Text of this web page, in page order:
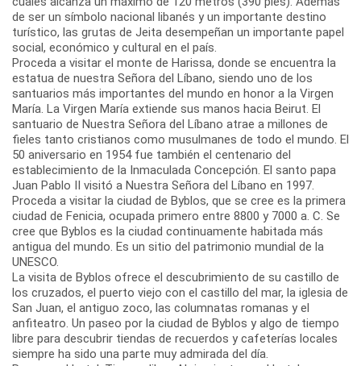
de ser un símbolo nacional libanés y un importante destino
turístico, las grutas de Jeita desempeñan un importante papel
social, económico y cultural en el país.
Proceda a visitar el monte de Harissa, donde se encuentra la
estatua de nuestra Señora del Líbano, siendo uno de los
santuarios más importantes del mundo en honor a la Virgen
María. La Virgen María extiende sus manos hacia Beirut. El
santuario de Nuestra Señora del Líbano atrae a millones de
fieles tanto cristianos como musulmanes de todo el mundo. El
50 aniversario en 1954 fue también el centenario del
establecimiento de la Inmaculada Concepción. El santo papa
Juan Pablo II visitó a Nuestra Señora del Líbano en 1997.
Proceda a visitar la ciudad de Byblos, que se cree es la primera
ciudad de Fenicia, ocupada primero entre 8800 y 7000 a. C. Se
cree que Byblos es la ciudad continuamente habitada más
antigua del mundo. Es un sitio del patrimonio mundial de la
UNESCO.
La visita de Byblos ofrece el descubrimiento de su castillo de
los cruzados, el puerto viejo con el castillo del mar, la iglesia de
San Juan, el antiguo zoco, las columnatas romanas y el
anfiteatro. Un paseo por la ciudad de Byblos y algo de tiempo
libre para descubrir tiendas de recuerdos y cafeterías locales
siempre ha sido una parte muy admirada del día.